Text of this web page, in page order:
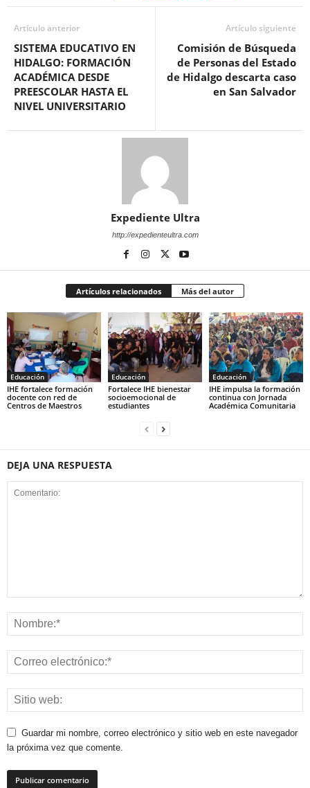
Artículo anterior
SISTEMA EDUCATIVO EN
HIDALGO: FORMACIÓN
ACADÉMICA DESDE
PREESCOLAR HASTA EL
NIVEL UNIVERSITARIO
Artículo siguiente
Comisión de Búsqueda
de Personas del Estado
de Hidalgo descarta caso
en San Salvador
Expediente Ultra
http://expedienteultra.com
Artículos relacionados Más del autor
Educación
IHE fortalece formación
docente con red de
Centros de Maestros
Educación
Fortalece IHE bienestar
socioemocional de
estudiantes
Educación
IHE impulsa la formación
continua con Jornada
Académica Comunitaria
DEJA UNA RESPUESTA
Guardar mi nombre, correo electrónico y sitio web en este navegador
la próxima vez que comente.